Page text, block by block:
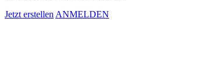
Jetzt erstellen ANMELDEN